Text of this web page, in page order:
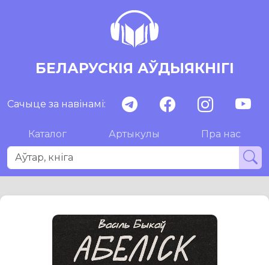
БЕЛАРУСКІЯ АЎДЫЯКНІГІ
Сачыце за навінамі:
Каталог Артыкулы Пра нас